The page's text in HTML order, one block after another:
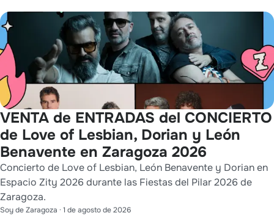
VENTA de ENTRADAS del CONCIERTO
de Love of Lesbian, Dorian y León
Benavente en Zaragoza 2026
Concierto de Love of Lesbian, León Benavente y Dorian en
Espacio Zity 2026 durante las Fiestas del Pilar 2026 de
Zaragoza.
Soy de Zaragoza · 1 de agosto de 2026